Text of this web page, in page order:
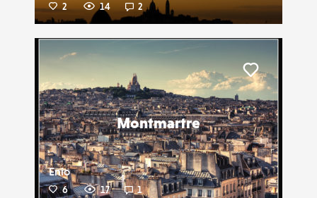
2 14 2
Montmartre
Enio
6 17 1
Liker